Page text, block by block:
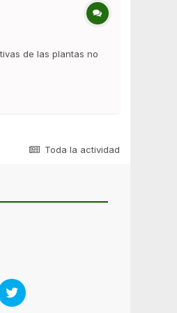
de las plantas no
Toda la actividad